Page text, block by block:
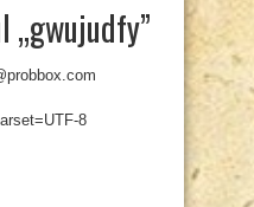
„gwujudfy”
8